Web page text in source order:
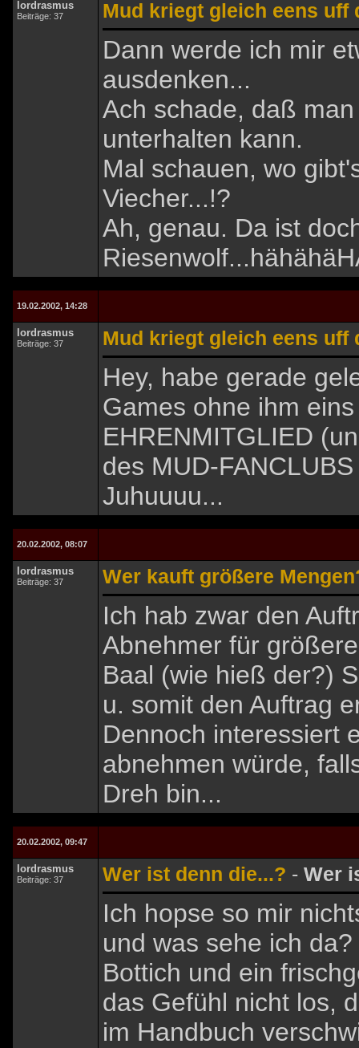
lordrasmus
Beiträge: 37 Mud kriegt gleich eens uff
Dann werde ich mir
ausdenken...
Ach schade, daß
unterhalten kann.
Mal schauen, wo
Viecher...!?
Ah, genau. Da ist
19.02.2002, 14:28
lordrasmus
Beiträge: 37 Mud kriegt gleich eens uff
Hey, habe gerade
Games ohne ihm
EHRENMITGLIED
des MUD-
Juhuuuu...
20.02.2002, 08:07
lordrasmus
Beiträge: 37 Wer kauft größere
Ich hab zwar den
Abnehmer für
Baal (wie hieß der?)
u. somit den Auftrag
Dennoch interessiert
abnehmen würde,
Dreh bin...
20.02.2002, 09:47
lordrasmus
Beiträge: 37 Wer ist denn die...? - Wer
Ich hopse so mir
und was sehe ich
Bottich und ein
das Gefühl nicht los,
im Handbuch